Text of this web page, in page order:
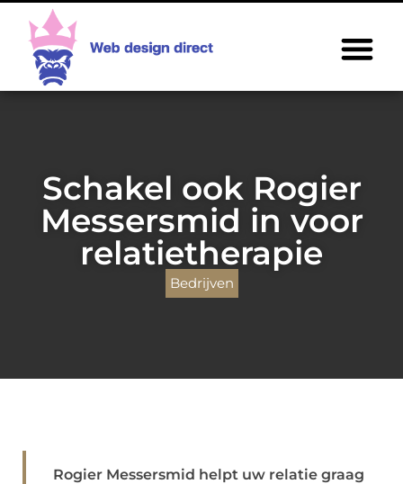
Schakel ook Rogier
Messersmid in voor
relatietherapie
Bedrijven
Rogier Messersmid helpt uw relatie graag